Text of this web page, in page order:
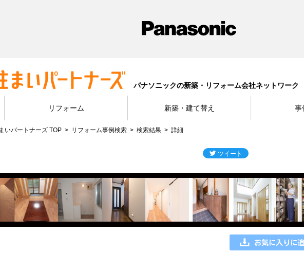
パナソニックの新築・リフォーム会社ネットワーク
リフォーム 新築・建て替え 事
いパートナーズ TOP リフォーム事例検索 検索結果 詳細